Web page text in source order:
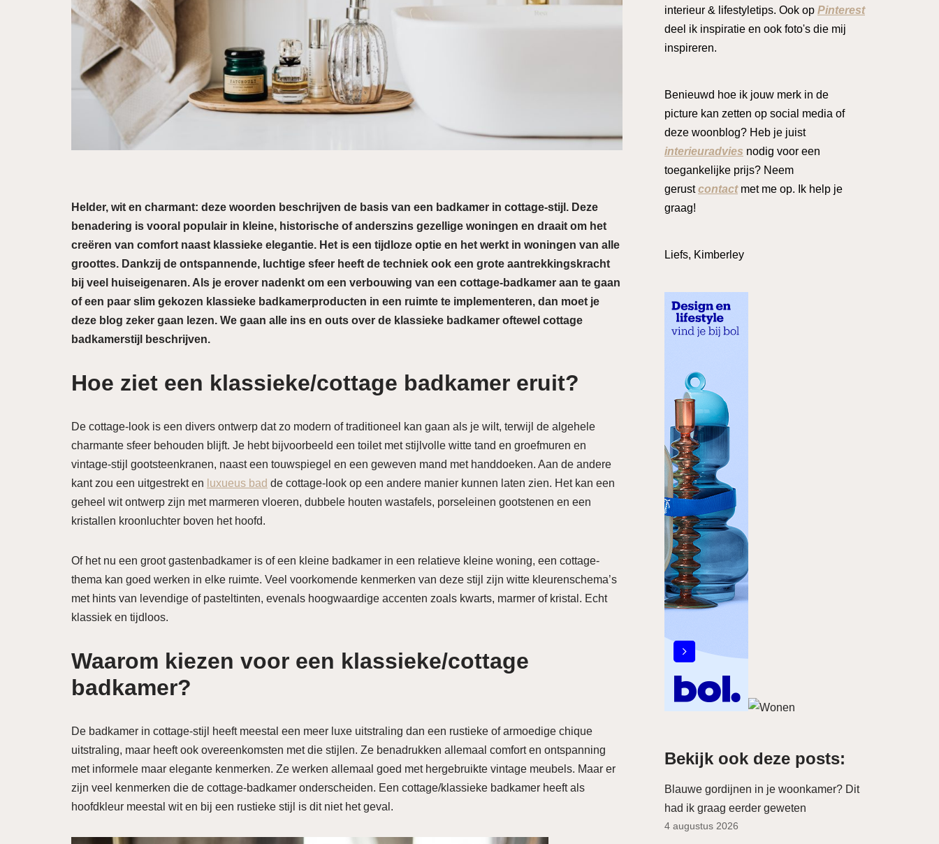
Helder, wit en charmant: deze woorden beschrijven de basis van een badkamer in cottage-stijl. Deze
benadering is vooral populair in kleine, historische of anderszins gezellige woningen en draait om het
creëren van comfort naast klassieke elegantie. Het is een tijdloze optie en het werkt in woningen van alle
groottes. Dankzij de ontspannende, luchtige sfeer heeft de techniek ook een grote aantrekkingskracht
bij veel huiseigenaren. Als je erover nadenkt om een ​​verbouwing van een cottage-badkamer aan te gaan
of een paar slim gekozen klassieke badkamerproducten in een ruimte te implementeren, dan moet je
deze blog zeker gaan lezen. We gaan alle ins en outs over de klassieke badkamer oftewel cottage
badkamerstijl beschrijven.
Hoe ziet een klassieke/cottage badkamer eruit?
De cottage-look is een divers ontwerp dat zo modern of traditioneel kan gaan als je wilt, terwijl de algehele
charmante sfeer behouden blijft. Je hebt bijvoorbeeld een toilet met stijlvolle witte tand en groefmuren en
vintage-stijl gootsteenkranen, naast een touwspiegel en een geweven mand met handdoeken. Aan de andere
kant zou een uitgestrekt en luxueus bad de cottage-look op een andere manier kunnen laten zien. Het kan een
geheel wit ontwerp zijn met marmeren vloeren, dubbele houten wastafels, porseleinen gootstenen en een
kristallen kroonluchter boven het hoofd.
Of het nu een groot gastenbadkamer is of een kleine badkamer in een relatieve kleine woning, een cottage-
thema kan goed werken in elke ruimte. Veel voorkomende kenmerken van deze stijl zijn witte kleurenschema’s
met hints van levendige of pasteltinten, evenals hoogwaardige accenten zoals kwarts, marmer of kristal. Echt
klassiek en tijdloos.
Waarom kiezen voor een klassieke/cottage
badkamer?
De badkamer in cottage-stijl heeft meestal een meer luxe uitstraling dan een rustieke of armoedige chique
uitstraling, maar heeft ook overeenkomsten met die stijlen. Ze benadrukken allemaal comfort en ontspanning
met informele maar elegante kenmerken. Ze werken allemaal goed met hergebruikte vintage meubels. Maar er
zijn veel kenmerken die de cottage-badkamer onderscheiden. Een cottage/klassieke badkamer heeft als
hoofdkleur meestal wit en bij een rustieke stijl is dit niet het geval.
interieur & lifestyletips. Ook op Pinterest
deel ik inspiratie en ook foto's die mij
inspireren.
Benieuwd hoe ik jouw merk in de
picture kan zetten op social media of
deze woonblog? Heb je juist
interieuradvies nodig voor een
toegankelijke prijs? Neem
gerustcontactmet me op. Ik help je
graag!
Liefs, Kimberley
Bekijk ook deze posts:
Blauwe gordijnen in je woonkamer? Dit
had ik graag eerder geweten
4 augustus 2026